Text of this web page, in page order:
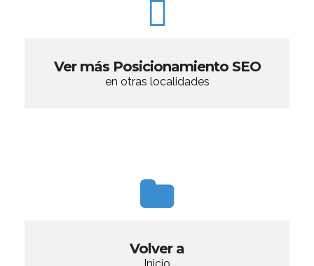
Ver más Posicionamiento SEO
en otras localidades
Volver a